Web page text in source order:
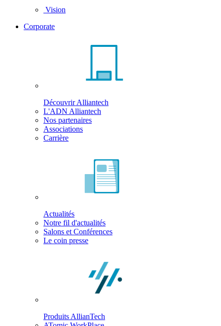
Vision
Corporate
Découvrir Alliantech
L'ADN Alliantech
Nos partenaires
Associations
Carrière
Actualités
Notre fil d'actualités
Salons et Conférences
Le coin presse
Produits AllianTech